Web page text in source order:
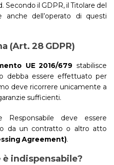
Secondo il GDPR, il Titolare del
anche dell’operato di questi
(Art. 28 GDPR)
UE 2016/679 stabilisce
debba essere effettuato per
deve ricorrere unicamente a
sufficienti.
deve essere
da un contratto o altro atto
Agreement).
è indispensabile?